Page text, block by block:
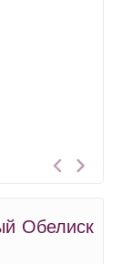
Обелиск